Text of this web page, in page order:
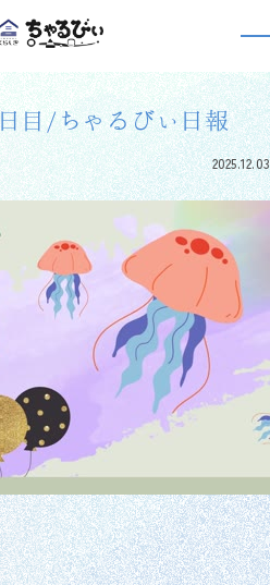
>
んの日報
目/ちゃるびぃ日報
2025.12.03